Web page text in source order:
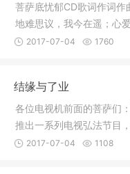
菩萨底忧郁CD歌词作
地难思议，我今在遥；心
愿路未迢。
2017-07-04 1760
结缘与了业
各位电视机前面的菩萨们
推出一系列电视弘法节目
题之下里
2017-07-04 1108